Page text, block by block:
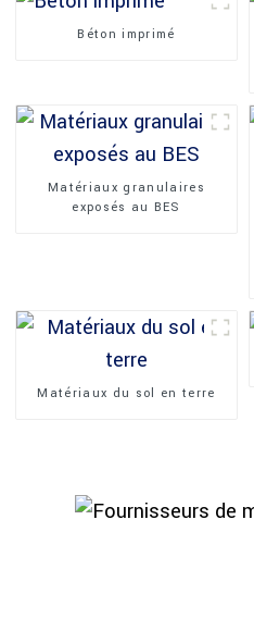
Béton imprimé
Matériaux granulaires
exposés au BES
Matériaux du sol en terre